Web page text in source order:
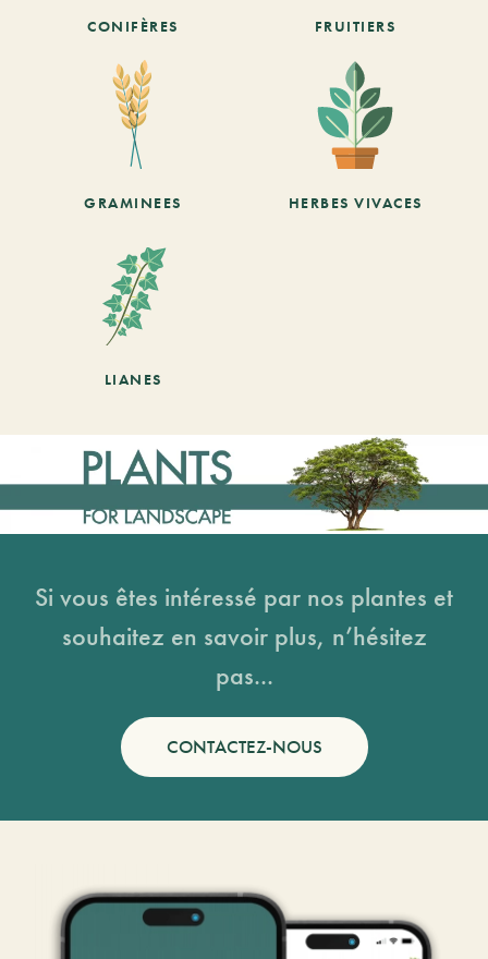
CONIFÈRES FRUITIERS
GRAMINEES HERBES VIVACES
LIANES
Si vous êtes intéressé par nos plantes et
souhaitez en savoir plus, n’hésitez
pas...
CONTACTEZ-NOUS